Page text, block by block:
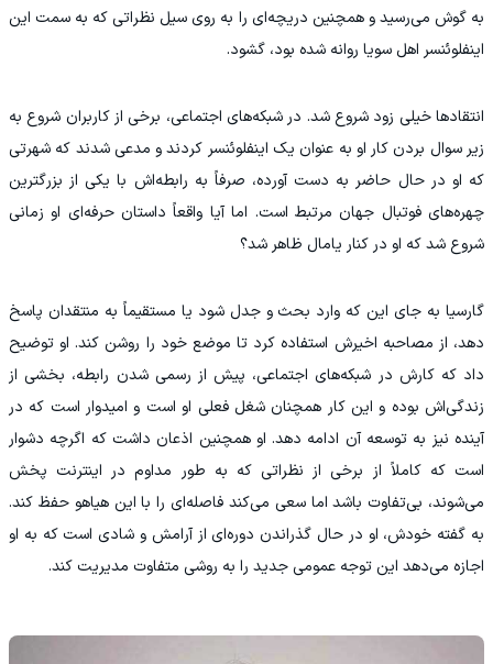
به گوش می‌رسید و همچنین دریچه‌ای را به روی سیل نظراتی که به سمت این
اینفلوئنسر اهل سویا روانه شده بود، گشود.
انتقادها خیلی زود شروع شد. در شبکه‌های اجتماعی، برخی از کاربران شروع به
زیر سوال بردن کار او به عنوان یک اینفلوئنسر کردند و مدعی شدند که شهرتی
که او در حال حاضر به دست آورده، صرفاً به رابطه‌اش با یکی از بزرگترین
چهره‌های فوتبال جهان مرتبط است. اما آیا واقعاً داستان حرفه‌ای او زمانی
شروع شد که او در کنار یامال ظاهر شد؟
گارسیا به جای این که وارد بحث و جدل شود یا مستقیماً به منتقدان پاسخ
دهد، از مصاحبه اخیرش استفاده کرد تا موضع خود را روشن کند. او توضیح
داد که کارش در شبکه‌های اجتماعی، پیش از رسمی شدن رابطه، بخشی از
زندگی‌اش بوده و این کار همچنان شغل فعلی او است و امیدوار است که در
آینده نیز به توسعه آن ادامه دهد. او همچنین اذعان داشت که اگرچه دشوار
است که کاملاً از برخی از نظراتی که به طور مداوم در اینترنت پخش
می‌شوند، بی‌تفاوت باشد اما سعی می‌کند فاصله‌ای را با این هیاهو حفظ کند.
به گفته خودش، او در حال گذراندن دوره‌ای از آرامش و شادی است که به او
اجازه می‌دهد این توجه عمومی جدید را به روشی متفاوت مدیریت کند.